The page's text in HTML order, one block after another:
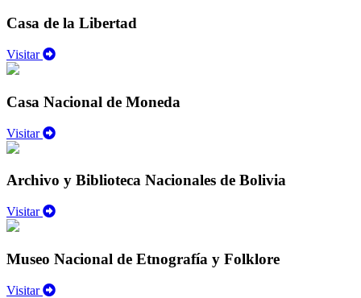
Casa de la Libertad
Visitar
Casa Nacional de Moneda
Visitar
Archivo y Biblioteca Nacionales de Bolivia
Visitar
Museo Nacional de Etnografía y Folklore
Visitar